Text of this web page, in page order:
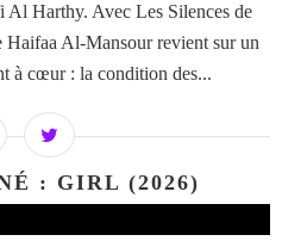
Harthy. Avec Les Silences de
Haifaa Al-Mansour revient sur un
à cœur : la condition des...
: GIRL (2026)